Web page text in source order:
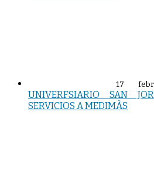
17
UNIVERFSIARIO SAN
SERVICIOS A MEDIMÀS